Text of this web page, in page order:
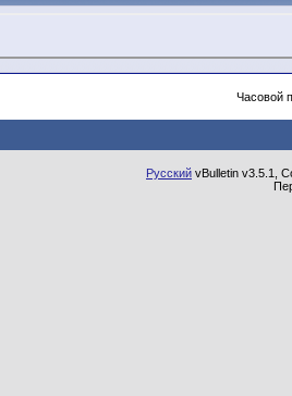
Часовой
Русский vBulletin v3.5.1,